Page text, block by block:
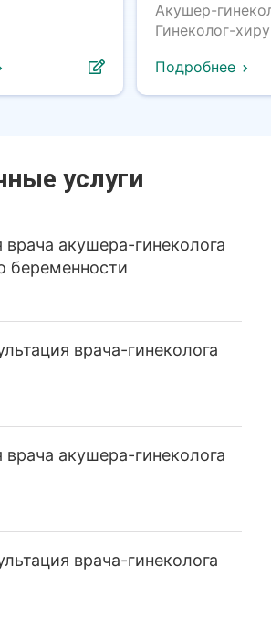
Акушер-
Гинеколог-
Подробнее
услуги
врача акушера-гинеколога
беременности
врача-гинеколога
врача акушера-гинеколога
врача-гинеколога